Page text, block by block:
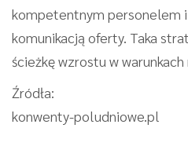
kompetentnym personelem
komunikacją oferty. Taka
ścieżkę wzrostu w
Źródła:
konwenty-poludniowe.pl